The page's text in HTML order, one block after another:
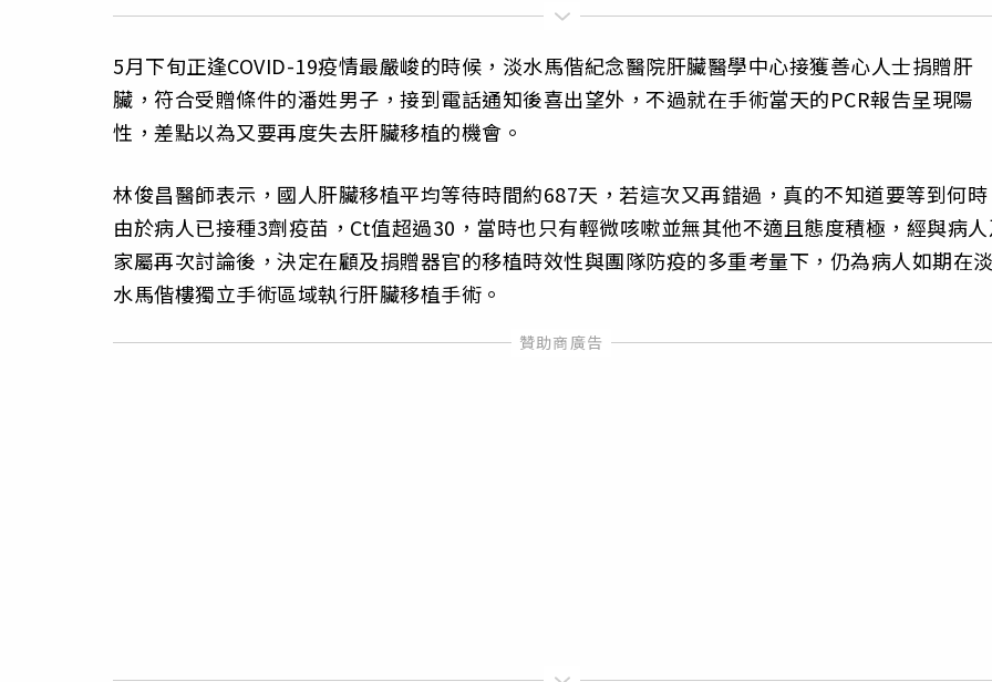
5月下旬正逢COVID-19疫情最嚴峻的時候，淡水馬偕紀念醫院肝臟醫學中心接獲善心人士捐贈肝
臟，符合受贈條件的潘姓男子，接到電話通知後喜出望外，不過就在手術當天的PCR報告呈現陽
性，差點以為又要再度失去肝臟移植的機會。
林俊昌醫師表示，國人肝臟移植平均等待時間約687天，若這次又再錯過，真的不知道要等到何
由於病人已接種3劑疫苗，Ct值超過30，當時也只有輕微咳嗽並無其他不適且態度積極，經與病
家屬再次討論後，決定在顧及捐贈器官的移植時效性與團隊防疫的多重考量下，仍為病人如期在
水馬偕樓獨立手術區域執行肝臟移植手術。